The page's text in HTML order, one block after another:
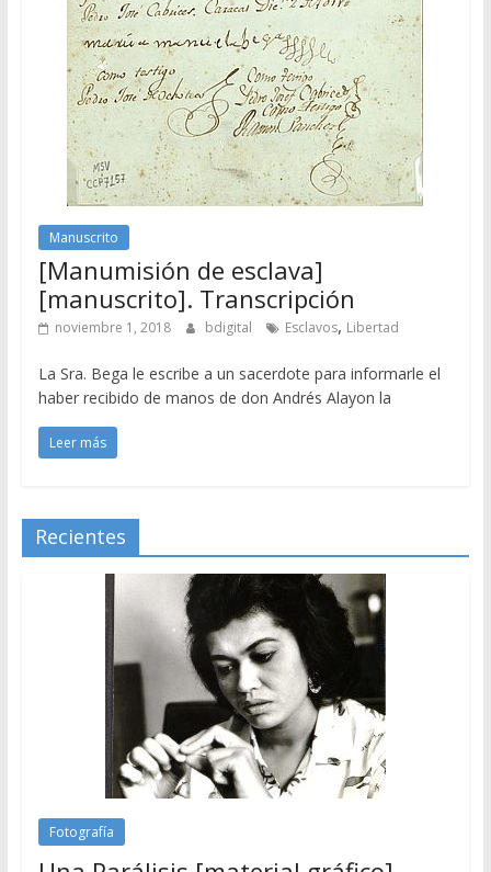
Manuscrito
[Manumisión de esclava]
[manuscrito]. Transcripción
noviembre 1, 2018 bdigital Esclavos, Libertad
La Sra. Bega le escribe a un sacerdote para informarle el
haber recibido de manos de don Andrés Alayon la
Leer más
Recientes
Fotografía